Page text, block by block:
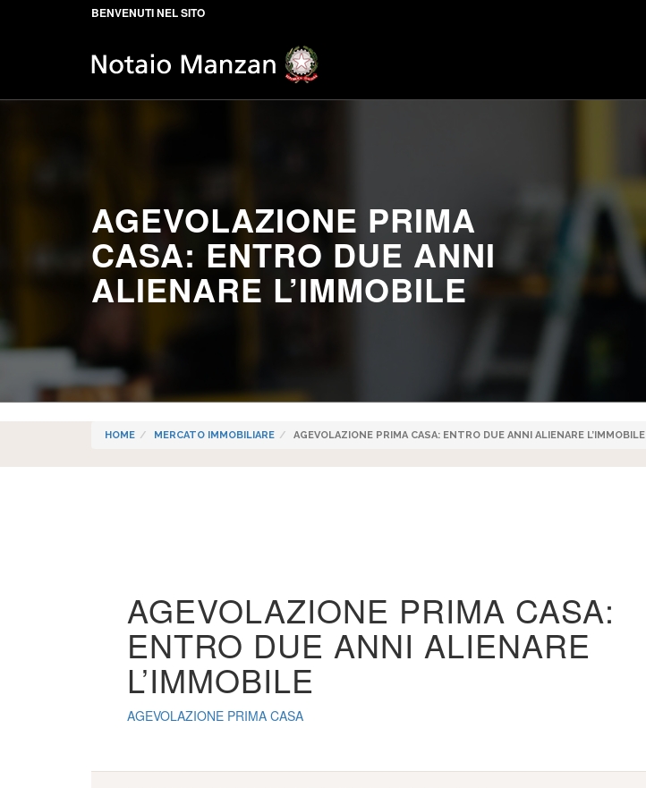
BENVENUTI NEL SITO
AGEVOLAZIONE PRIMA
CASA: ENTRO DUE ANNI
ALIENARE L’IMMOBILE
HOME MERCATO IMMOBILIARE AGEVOLAZIONE PRIMA CASA: ENTRO DUE ANNI ALIENARE L’IMMOBILE
AGEVOLAZIONE PRIMA CASA:
ENTRO DUE ANNI ALIENARE
L’IMMOBILE
AGEVOLAZIONE PRIMA CASA